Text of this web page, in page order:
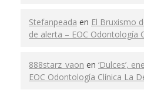
Stefanpeada en El Bruxismo
de alerta – EOC Odontología
888starz_vaon en ‘Dulces’,
EOC Odontología Clínica La